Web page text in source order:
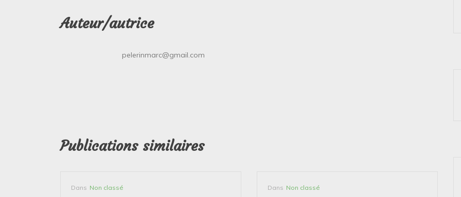
Auteur/autrice
pelerinmarc@gmail.com
Publications similaires
Dans Non classé Dans Non classé